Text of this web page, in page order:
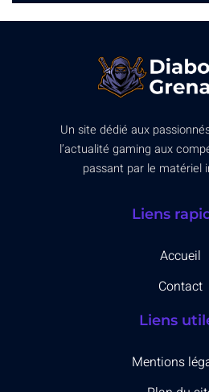
Un site dédié aux
l’actualité gaming aux
passant par le matériel
Liens
Accueil
Contact
Liens
Mentions